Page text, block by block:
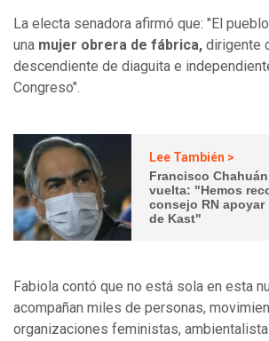
La electa senadora afirmó que: "El
una mujer obrera de fábrica, dirigente
descendiente de diaguita e
Congreso".
Lee También >
Francisco
vuelta: "Hemos
consejo RN
de Kast"
Fabiola contó que no está sola en esta
acompañan miles de personas,
organizaciones feministas,